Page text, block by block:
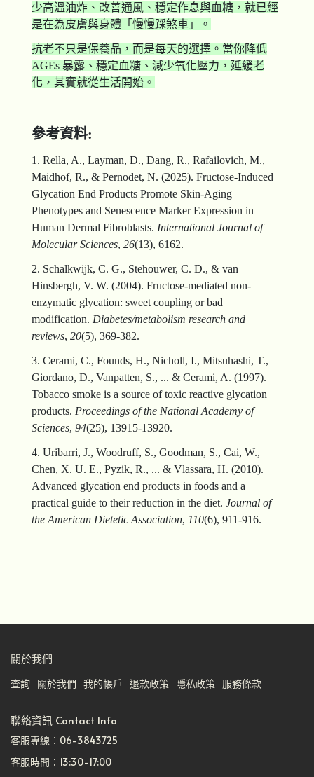
少高溫油炸、改善通風、穩定作息與血糖，就已經
是在為皮膚與身體「慢慢踩煞車」。
抗老不只是保養品，而是每天的選擇。當你降低
AGEs 暴露、穩定血糖、減少氧化壓力，延緩老
化，其實就從生活開始。
參考資料:
1. Rella, A., Layman, D., Dang, R., Rafailovich, M.,
Maidhof, R., & Pernodet, N. (2025). Fructose-Induced
Glycation End Products Promote Skin-Aging
Phenotypes and Senescence Marker Expression in
Human Dermal Fibroblasts. International Journal of
Molecular Sciences, 26(13), 6162.
2. Schalkwijk, C. G., Stehouwer, C. D., & van
Hinsbergh, V. W. (2004). Fructose‐mediated non‐
enzymatic glycation: sweet coupling or bad
modification. Diabetes/metabolism research and
reviews, 20(5), 369-382.
3. Cerami, C., Founds, H., Nicholl, I., Mitsuhashi, T.,
Giordano, D., Vanpatten, S., ... & Cerami, A. (1997).
Tobacco smoke is a source of toxic reactive glycation
products. Proceedings of the National Academy of
Sciences, 94(25), 13915-13920.
4. Uribarri, J., Woodruff, S., Goodman, S., Cai, W.,
Chen, X. U. E., Pyzik, R., ... & Vlassara, H. (2010).
Advanced glycation end products in foods and a
practical guide to their reduction in the diet. Journal of
the American Dietetic Association, 110(6), 911-916.
關於我們
查詢 關於我們 我的帳戶 退款政策 隱私政策 服務條款
聯絡資訊 Contact Info
客服專線：06-3843725
客服時間：13:30-17:00